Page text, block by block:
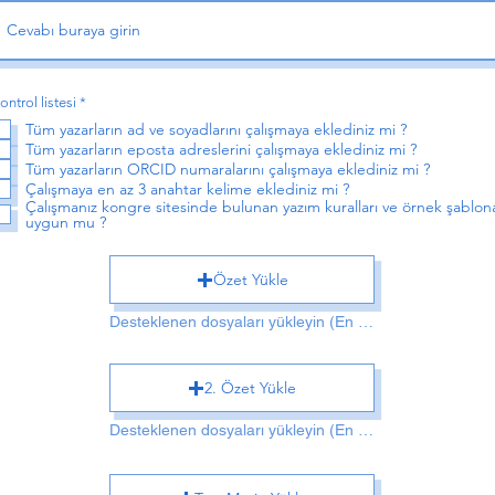
listesi *
r
u
n
l
u
Tüm yazarların ad ve soyadlarını çalışmaya eklediniz mi ?
Tüm yazarların eposta adreslerini çalışmaya eklediniz mi ?
Tüm yazarların ORCID numaralarını çalışmaya eklediniz mi ?
Çalışmaya en az 3 anahtar kelime eklediniz mi ?
Çalışmanız kongre sitesinde bulunan yazım kuralları ve örnek
uygun mu ?
Özet Yükle
2. Özet Yükle